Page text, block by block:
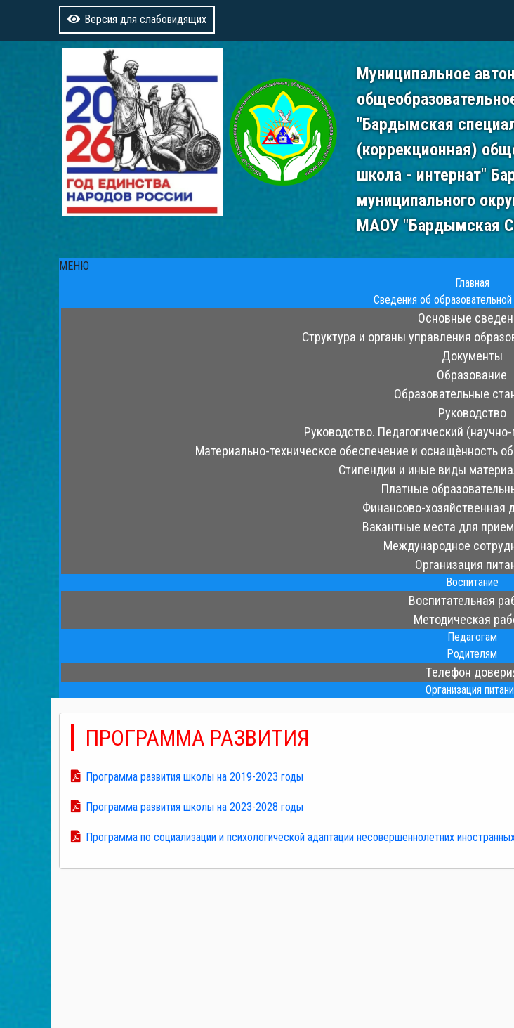
Версия для слабовидящих
Муниципальное
"Бардымская
(коррекционная)
школа - интернат"
муниципального
МАОУ "Бардымская
МЕНЮ
Главная
Сведения об образовательной
Основные
Структура и органы управления
Документы
Образование
Образовательные
Руководство
Руководство. Педагогический
Материально-техническое обеспечение и оснащѐнность
Стипендии и иные виды
Платные
Финансово-хозяйственная
Вакантные места для
Международное
Организация
Воспитание
Воспитательная
Методическая
Педагогам
Родителям
Телефон
Организация
ПРОГРАММА РАЗВИТИЯ
Программа развития школы на 2019-2023 годы
Программа развития школы на 2023-2028 годы
Программа по социализации и психологической адаптации несовершеннолетних